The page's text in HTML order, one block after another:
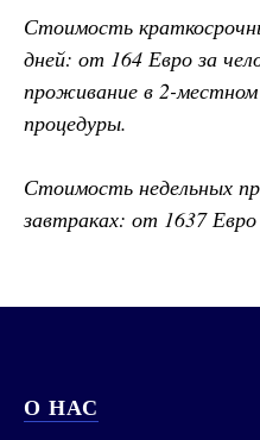
Стоимость
дней: от 164 Евро за
проживание в 2-
процедуры.
Стоимость недельных
завтраках: от 1637 Евро
О НАС